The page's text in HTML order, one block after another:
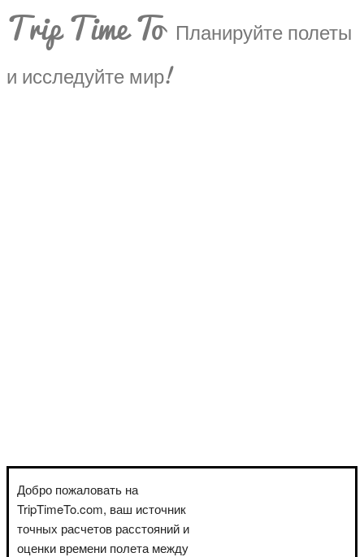
Trip Time To Планируйте полеты
и исследуйте мир!
Добро пожаловать на
TripTimeTo.com, ваш источник
точных расчетов расстояний и
оценки времени полета между